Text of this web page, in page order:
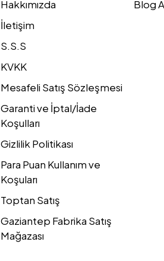
Hakkımızda
İletişim
S.S.S
KVKK
Mesafeli Satış Sözleşmesi
Garanti ve İptal/İade
Koşulları
Gizlilik Politikası
Para Puan Kullanım ve
Koşuları
Toptan Satış
Gaziantep Fabrika Satış
Mağazası
Blog